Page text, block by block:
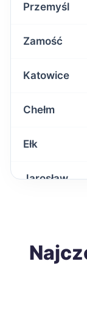
Przemyśl
Zamość
Katowice
Chełm
Ełk
Jarosław
Tomaszów